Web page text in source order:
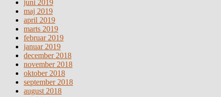
juni 2019
maj 2019
april 2019
marts 2019
februar 2019
januar 2019
december 2018
november 2018
oktober 2018
september 2018
august 2018